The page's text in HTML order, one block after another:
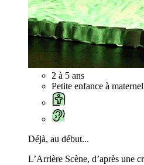
2 à 5 ans
Petite enfance à
Déjà, au début...
L’Arrière Scène, d’après une